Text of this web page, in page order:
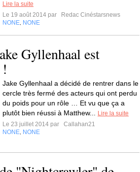
Lire la suite
Le 19 août 2014 par
Redac Cinéstarsnews
NONE NONE
Gyllenhaal est
Jake Gyllenhaal a décidé de rentrer dans le
cercle très fermé des acteurs qui ont perdu
du poids pour un rôle … Et vu que ça a
plutôt bien réussi à Matthew...
Lire la suite
Le 23 juillet 2014 par
Callahan21
NONE NONE